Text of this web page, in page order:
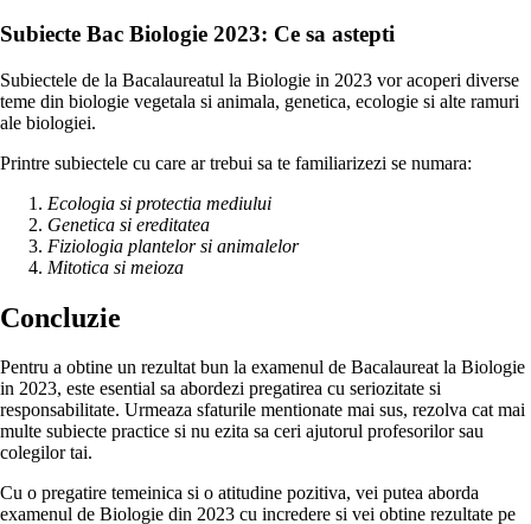
Subiecte Bac Biologie 2023: Ce sa astepti
Subiectele de la Bacalaureatul la Biologie in 2023 vor acoperi diverse
teme din biologie vegetala si animala, genetica, ecologie si alte ramuri
ale biologiei.
Printre subiectele cu care ar trebui sa te familiarizezi se numara:
Ecologia si protectia mediului
Genetica si ereditatea
Fiziologia plantelor si animalelor
Mitotica si meioza
Concluzie
Pentru a obtine un rezultat bun la examenul de Bacalaureat la Biologie
in 2023, este esential sa abordezi pregatirea cu seriozitate si
responsabilitate. Urmeaza sfaturile mentionate mai sus, rezolva cat mai
multe subiecte practice si nu ezita sa ceri ajutorul profesorilor sau
colegilor tai.
Cu o pregatire temeinica si o atitudine pozitiva, vei putea aborda
examenul de Biologie din 2023 cu incredere si vei obtine rezultate pe